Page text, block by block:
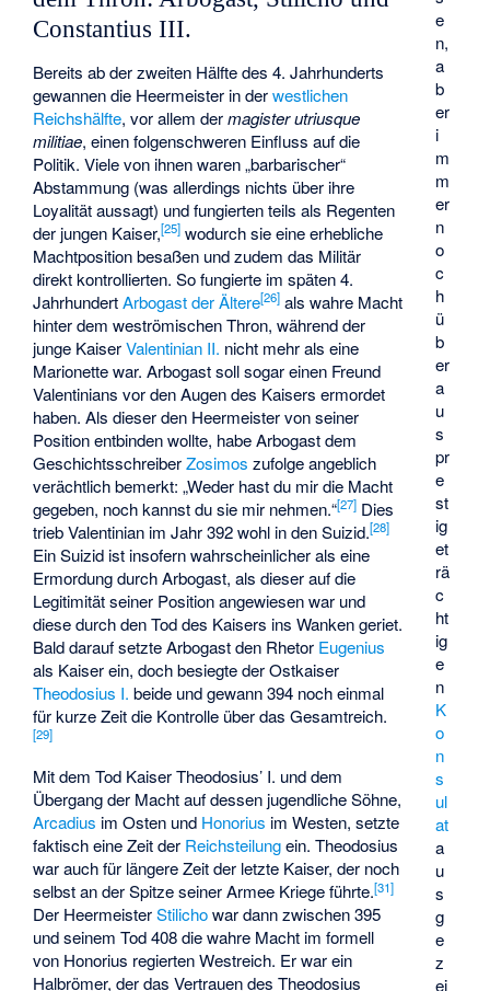
e
n,
a
b
er
i
m
m
er
n
o
c
h
ü
b
er
a
u
s
pr
e
st
ig
et
rä
c
ht
ig
e
n
K
o
n
s
ul
at
a
u
s
g
e
z
ei
Constantius III.
Bereits ab der zweiten Hälfte des 4. Jahrhunderts
gewannen die Heermeister in derwestlichen
Reichshälfte, vor allem dermagister utriusque
militiae, einen folgenschweren Einfluss auf die
Politik. Viele von ihnen waren „barbarischer“
Abstammung (was allerdings nichts über ihre
Loyalität aussagt) und fungierten teils als Regenten
der jungen Kaiser,[25] wodurch sie eine erhebliche
Machtposition besaßen und zudem das Militär
direkt kontrollierten. So fungierte im späten 4.
JahrhundertArbogast der Ältere[26] als wahre Macht
hinter dem weströmischen Thron, während der
junge KaiserValentinian II. nicht mehr als eine
Marionette war. Arbogast soll sogar einen Freund
Valentinians vor den Augen des Kaisers ermordet
haben. Als dieser den Heermeister von seiner
Position entbinden wollte, habe Arbogast dem
GeschichtsschreiberZosimos zufolge angeblich
verächtlich bemerkt: „Weder hast du mir die Macht
gegeben, noch kannst du sie mir nehmen.“[27] Dies
trieb Valentinian im Jahr 392 wohl in den Suizid.[28]
Ein Suizid ist insofern wahrscheinlicher als eine
Ermordung durch Arbogast, als dieser auf die
Legitimität seiner Position angewiesen war und
diese durch den Tod des Kaisers ins Wanken geriet.
Bald darauf setzte Arbogast den Rhetor Eugenius
als Kaiser ein, doch besiegte der Ostkaiser
Theodosius I. beide und gewann 394 noch einmal
für kurze Zeit die Kontrolle über das Gesamtreich.
[29]
Mit dem Tod Kaiser Theodosius’ I. und dem
Übergang der Macht auf dessen jugendliche Söhne,
Arcadius im Osten und Honorius im Westen, setzte
faktisch eine Zeit der Reichsteilungein. Theodosius
war auch für längere Zeit der letzte Kaiser, der noch
selbst an der Spitze seiner Armee Kriege führte.[31]
Der HeermeisterStilichowar dann zwischen 395
und seinem Tod 408 die wahre Macht im formell
von Honorius regierten Westreich. Er war ein
Halbrömer, der das Vertrauen des Theodosius